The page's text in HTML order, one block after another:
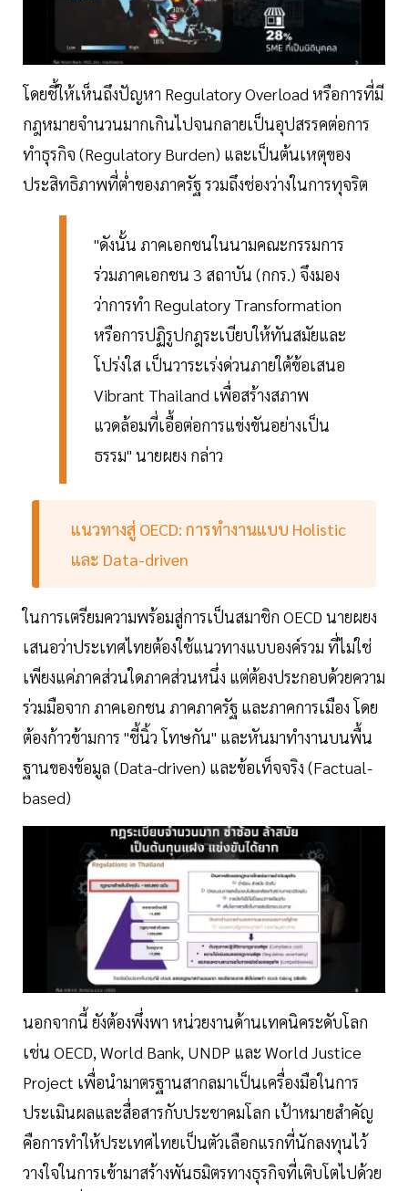
โดยชี้ให้เห็นถึงปัญหา Regulatory Overload หรือการที่มี
กฎหมายจำนวนมากเกินไปจนกลายเป็นอุปสรรคต่อการ
ทำธุรกิจ (Regulatory Burden) และเป็นต้นเหตุของ
ประสิทธิภาพที่ต่ำของภาครัฐ รวมถึงช่องว่างในการทุจริต
"ดังนั้น ภาคเอกชนในนามคณะกรรมการ
ร่วมภาคเอกชน 3 สถาบัน (กกร.) จึงมอง
ว่าการทำ Regulatory Transformation
หรือการปฏิรูปกฎระเบียบให้ทันสมัยและ
โปร่งใส เป็นวาระเร่งด่วนภายใต้ข้อเสนอ
Vibrant Thailand เพื่อสร้างสภาพ
แวดล้อมที่เอื้อต่อการแข่งขันอย่างเป็น
ธรรม" นายผยง กล่าว
แนวทางสู่ OECD: การทำงานแบบ Holistic
และ Data-driven
ในการเตรียมความพร้อมสู่การเป็นสมาชิก OECD นายผยง
เสนอว่าประเทศไทยต้องใช้แนวทางแบบองค์รวม ที่ไม่ใช่
เพียงแค่ภาคส่วนใดภาคส่วนหนึ่ง แต่ต้องประกอบด้วยความ
ร่วมมือจาก ภาคเอกชน ภาคภาครัฐ และภาคการเมือง โดย
ต้องก้าวข้ามการ "ชี้นิ้ว โทษกัน" และหันมาทำงานบนพื้น
ฐานของข้อมูล (Data-driven) และข้อเท็จจริง (Factual-
based)
นอกจากนี้ ยังต้องพึ่งพา หน่วยงานด้านเทคนิคระดับโลก
เช่น OECD, World Bank, UNDP และ World Justice
Project เพื่อนำมาตรฐานสากลมาเป็นเครื่องมือในการ
ประเมินผลและสื่อสารกับประชาคมโลก เป้าหมายสำคัญ
คือการทำให้ประเทศไทยเป็นตัวเลือกแรกที่นักลงทุนไว้
วางใจในการเข้ามาสร้างพันธมิตรทางธุรกิจที่เติบโตไปด้วย